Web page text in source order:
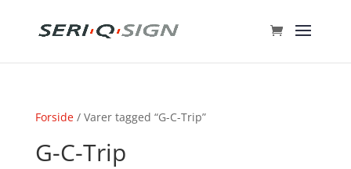
Forside/ Varer tagged “G-C-Trip”
G-C-Trip